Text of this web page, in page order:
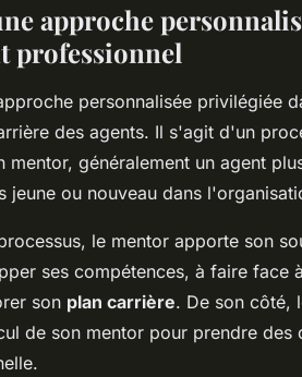
approche
professionnel
personnalisée privilégiée
des agents. Il s'agit d'un
mentor, généralement un agent
jeune ou nouveau dans
le mentor apporte son
ses compétences, à faire face
son plan carrière. De son côté,
de son mentor pour prendre des